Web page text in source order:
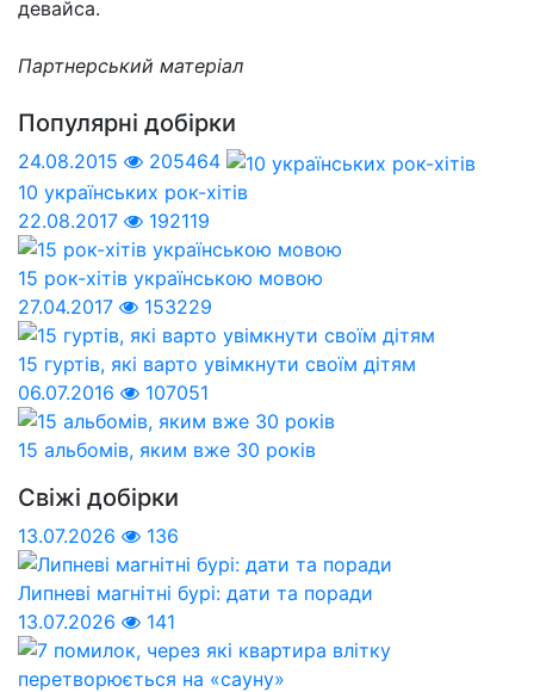
девайса.
Партнерський матеріал
Популярні добірки
24.08.2015
205464
10 українських рок-хітів
22.08.2017
192119
15 рок-хітів українською мовою
27.04.2017
153229
15 гуртів, які варто увімкнути своїм дітям
06.07.2016
107051
15 альбомів, яким вже 30 років
Свіжі добірки
13.07.2026 136
Липневі магнітні бурі: дати та поради
13.07.2026
141